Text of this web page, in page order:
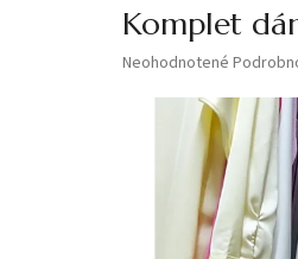
Komplet
Priemerné
hviezdičiek.
Neohodnotené